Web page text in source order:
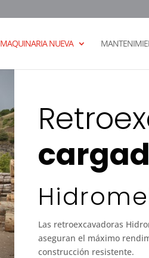
MAQUINARIA NUEVA
Las retroexcavadoras
aseguran el máximo
construcción resistente.